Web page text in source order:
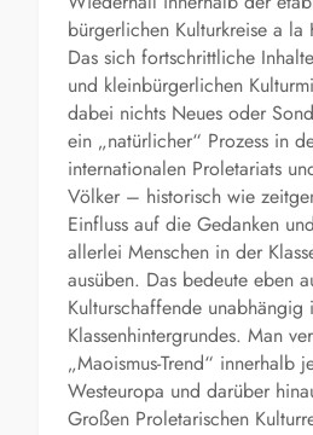
bürgerlichen Kulturkreise a
Das sich fortschrittliche
und kleinbürgerlichen
dabei nichts Neues oder
ein „natürlicher“ Prozess in
internationalen Proletariats
Völker – historisch wie
Einfluss auf die Gedanken
allerlei Menschen in der
ausüben. Das bedeute eben
Kulturschaffende unabhängig
Klassenhintergrundes. Man
„Maoismus-Trend“ innerhalb
Westeuropa und darüber
Großen Proletarischen